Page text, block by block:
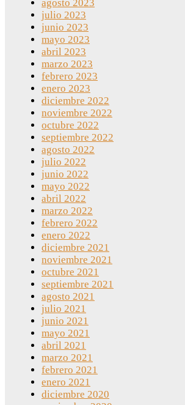
agosto 2023
julio 2023
junio 2023
mayo 2023
abril 2023
marzo 2023
febrero 2023
enero 2023
diciembre 2022
noviembre 2022
octubre 2022
septiembre 2022
agosto 2022
julio 2022
junio 2022
mayo 2022
abril 2022
marzo 2022
febrero 2022
enero 2022
diciembre 2021
noviembre 2021
octubre 2021
septiembre 2021
agosto 2021
julio 2021
junio 2021
mayo 2021
abril 2021
marzo 2021
febrero 2021
enero 2021
diciembre 2020